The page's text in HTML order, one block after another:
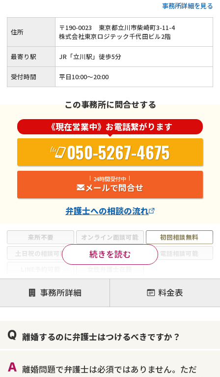
無料◆弁護士費用は分割払いも可◆養育費・財産分与・慰謝料
請求も安心◆代理交渉にもご対応
事務所詳細を見る
来所不要 オンライン面談可能
初回相談無料
土日祝の相談可能
19時以降電話可能
電話相談可能
注力案件
離婚前相談
離婚調停
離婚裁判
不貞・不倫慰謝料請求
国際離婚
養育費問題
続きを読む
住所 〒190-0023
東京都立川市柴崎町3-11-4
株式会社東京ロジテック千代田ビル2階
最寄り駅 JR「立川駅」徒歩5分
受付時間 平日10:00～20:00
この事務所に問合せする
《現在営業中》お電話繋がります
050-5267-4675
24時間受付中
メールで問合せ
弁護士への相談の流れ
事務所詳細 料金表
離婚するのに弁護士はつけるべきですか？
離婚問題で弁護士は必須ではありません。ただ